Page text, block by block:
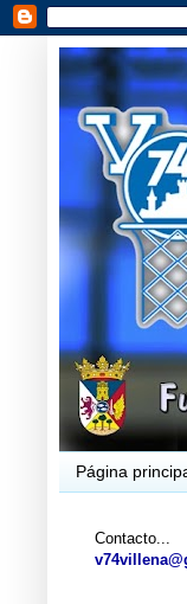
Página
Contacto...